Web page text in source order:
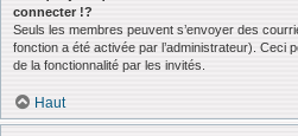
connecter !?
Seuls les membres peuvent s’envoyer des
fonction a été activée par l’administrateur). Ceci
de la fonctionnalité par les invités.
Haut